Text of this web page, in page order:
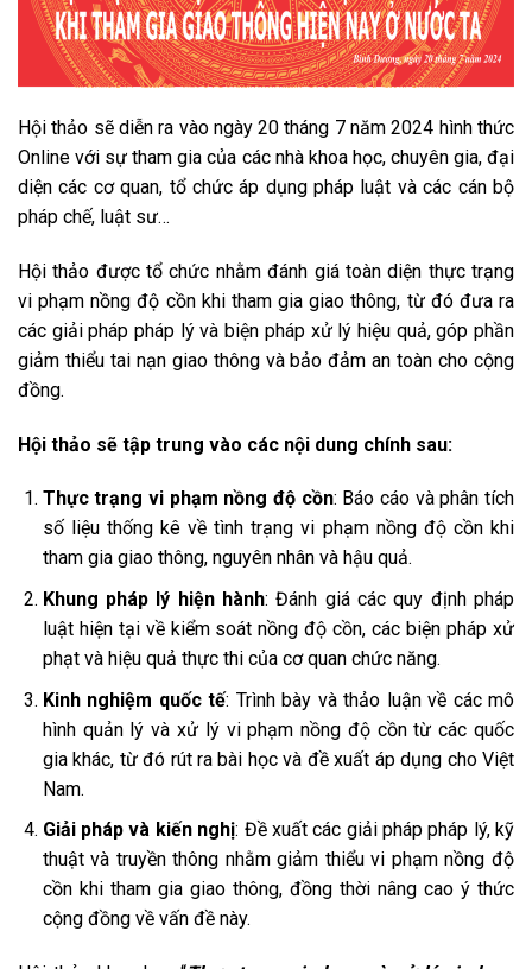
Hội thảo sẽ diễn ra vào ngày 20 tháng 7 năm 2024 hình thức
Online với sự tham gia của các nhà khoa học, chuyên gia, đại
diện các cơ quan, tổ chức áp dụng pháp luật và các cán bộ
pháp chế, luật sư…
Hội thảo được tổ chức nhằm đánh giá toàn diện thực trạng
vi phạm nồng độ cồn khi tham gia giao thông, từ đó đưa ra
các giải pháp pháp lý và biện pháp xử lý hiệu quả, góp phần
giảm thiểu tai nạn giao thông và bảo đảm an toàn cho cộng
đồng.
Hội thảo sẽ tập trung vào các nội dung chính sau:
Thực trạng vi phạm nồng độ cồn: Báo cáo và phân tích
số liệu thống kê về tình trạng vi phạm nồng độ cồn khi
tham gia giao thông, nguyên nhân và hậu quả.
Khung pháp lý hiện hành: Đánh giá các quy định pháp
luật hiện tại về kiểm soát nồng độ cồn, các biện pháp xử
phạt và hiệu quả thực thi của cơ quan chức năng.
Kinh nghiệm quốc tế: Trình bày và thảo luận về các mô
hình quản lý và xử lý vi phạm nồng độ cồn từ các quốc
gia khác, từ đó rút ra bài học và đề xuất áp dụng cho Việt
Nam.
Giải pháp và kiến nghị: Đề xuất các giải pháp pháp lý, kỹ
thuật và truyền thông nhằm giảm thiểu vi phạm nồng độ
cồn khi tham gia giao thông, đồng thời nâng cao ý thức
cộng đồng về vấn đề này.